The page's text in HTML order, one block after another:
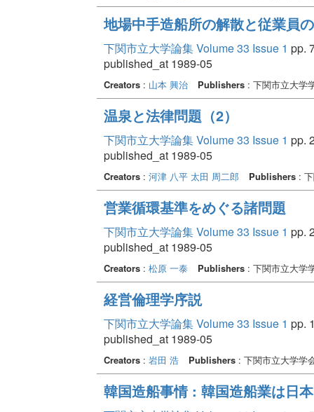
地場中手造船所の解散と従業員
下関市立大学論集 Volume 33 Issue 1 pp.
published_at 1989-05
Creators: 山本 興治 Publishers: 下関市立大学
温泉と法律問題（2）
下関市立大学論集 Volume 33 Issue 1 pp.
published_at 1989-05
Creators: 河津 八平 太田 周二郎 Publishers: 下
営業循環基準をめぐる諸問題
下関市立大学論集 Volume 33 Issue 1 pp.
published_at 1989-05
Creators: 松原 一泰 Publishers: 下関市立大学
経営倫理学序説
下関市立大学論集 Volume 33 Issue 1 pp.
published_at 1989-05
Creators: 岩田 浩 Publishers: 下関市立大学学
韓国造船事情 : 韓国造船業は日